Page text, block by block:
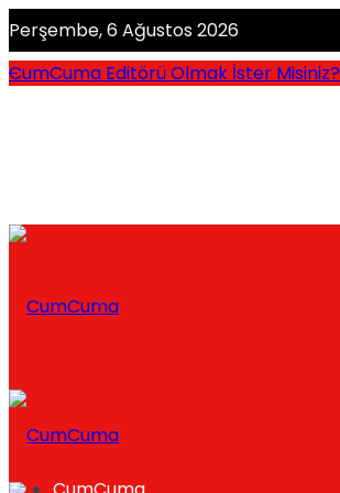
Perşembe, 6 Ağustos 2026
CumCuma Editörü Olmak İster Misiniz?